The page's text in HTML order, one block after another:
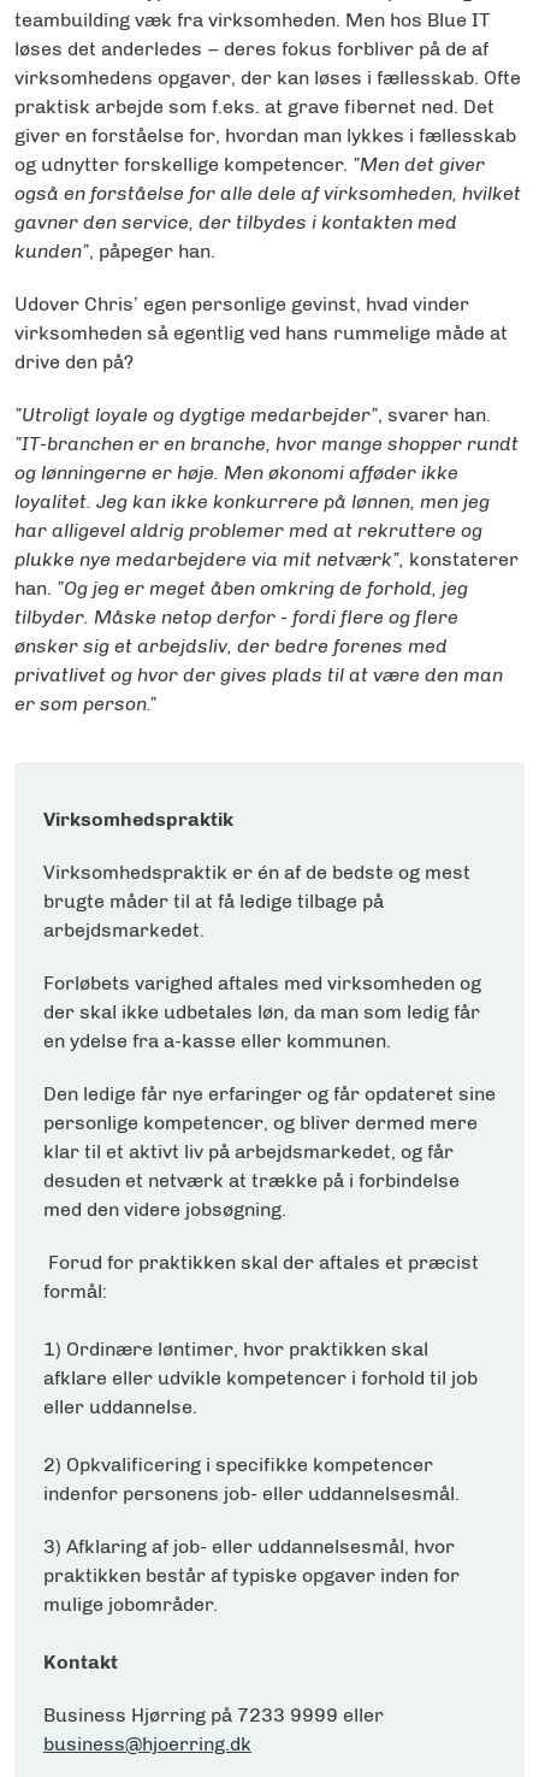
teambuilding væk fra virksomheden. Men hos Blue IT
løses det anderledes – deres fokus forbliver på de af
virksomhedens opgaver, der kan løses i fællesskab. Ofte
praktisk arbejde som f.eks. at grave fibernet ned. Det
giver en forståelse for, hvordan man lykkes i fællesskab
og udnytter forskellige kompetencer. ”Men det giver
også en forståelse for alle dele af virksomheden, hvilket
gavner den service, der tilbydes i kontakten med
kunden”, påpeger han.
Udover Chris’ egen personlige gevinst, hvad vinder
virksomheden så egentlig ved hans rummelige måde at
drive den på?
”Utroligt loyale og dygtige medarbejder”, svarer han.
”IT-branchen er en branche, hvor mange shopper rundt
og lønningerne er høje. Men økonomi afføder ikke
loyalitet. Jeg kan ikke konkurrere på lønnen, men jeg
har alligevel aldrig problemer med at rekruttere og
plukke nye medarbejdere via mit netværk”, konstaterer
han. ”Og jeg er meget åben omkring de forhold, jeg
tilbyder. Måske netop derfor - fordi flere og flere
ønsker sig et arbejdsliv, der bedre forenes med
privatlivet og hvor der gives plads til at være den man
er som person.”
Virksomhedspraktik
Virksomhedspraktik er én af de bedste og mest
brugte måder til at få ledige tilbage på
arbejdsmarkedet.
Forløbets varighed aftales med virksomheden og
der skal ikke udbetales løn, da man som ledig får
en ydelse fra a-kasse eller kommunen.
Den ledige får nye erfaringer og får opdateret sine
personlige kompetencer, og bliver dermed mere
klar til et aktivt liv på arbejdsmarkedet, og får
desuden et netværk at trække på i forbindelse
med den videre jobsøgning.
Forud for praktikken skal der aftales et præcist
formål:
1) Ordinære løntimer, hvor praktikken skal
afklare eller udvikle kompetencer i forhold til job
eller uddannelse.
2) Opkvalificering i specifikke kompetencer
indenfor personens job- eller uddannelsesmål.
3) Afklaring af job- eller uddannelsesmål, hvor
praktikken består af typiske opgaver inden for
mulige jobområder.
Kontakt
Business Hjørring på 7233 9999 eller
business@hjoerring.dk